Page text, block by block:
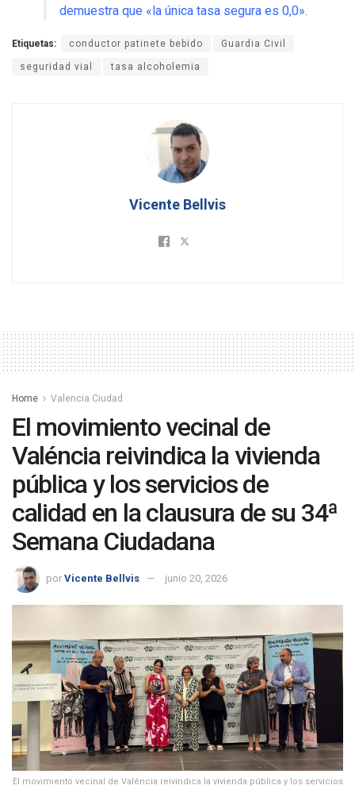
demuestra que «la única tasa segura es 0,0».
Etiquetas: conductor patinete bebido Guardia Civil
seguridad vial tasa alcoholemia
Vicente Bellvis
Home Valencia Ciudad
El movimiento vecinal de
Valéncia reivindica la vivienda
pública y los servicios de
calidad en la clausura de su 34ª
Semana Ciudadana
por Vicente Bellvis junio 20, 2026
El movimiento vecinal de Valéncia reivindica la vivienda pública y los servicios